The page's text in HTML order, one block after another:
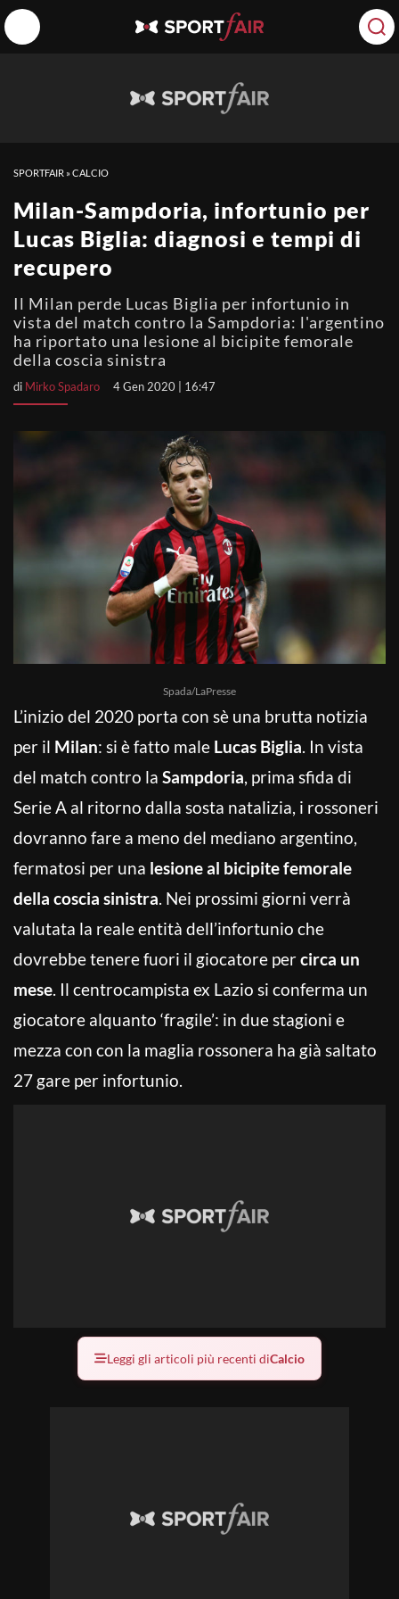
SPORTFAIR »CALCIO
Milan-Sampdoria, infortunio per
Lucas Biglia: diagnosi e tempi di
recupero
Il Milan perde Lucas Biglia per infortunio in
vista del match contro la Sampdoria: l'argentino
ha riportato una lesione al bicipite femorale
della coscia sinistra
di Mirko Spadaro 4 Gen 2020 | 16:47
Spada/LaPresse
L’inizio del 2020 porta con sè una brutta notizia
per il Milan: si è fatto male Lucas Biglia. In vista
del match contro la Sampdoria, prima sfida di
Serie A al ritorno dalla sosta natalizia, i rossoneri
dovranno fare a meno del mediano argentino,
fermatosi per una lesione al bicipite femorale
della coscia sinistra. Nei prossimi giorni verrà
valutata la reale entità dell’infortunio che
dovrebbe tenere fuori il giocatore percirca un
mese. Il centrocampista ex Lazio si conferma un
giocatore alquanto ‘fragile’: in due stagioni e
mezza con con la maglia rossonera ha già saltato
27 gare per infortunio.
Leggi gli articoli più recenti diCalcio